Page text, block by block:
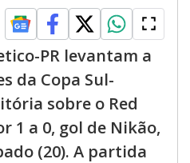
PR levantam a
da Copa Sul-
sobre o Red
1 a 0, gol de Nikão,
(20). A partida